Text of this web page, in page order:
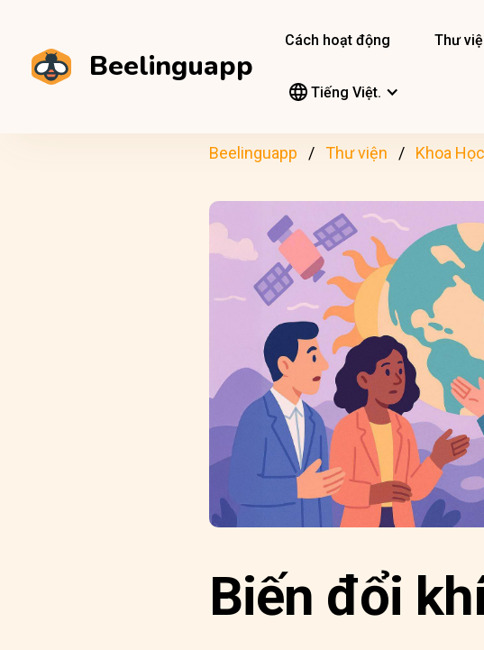
Beelinguapp
Cách hoạt động Thư
Tiếng Việt.
Beelinguapp Thư viện Khoa
Biến đổi